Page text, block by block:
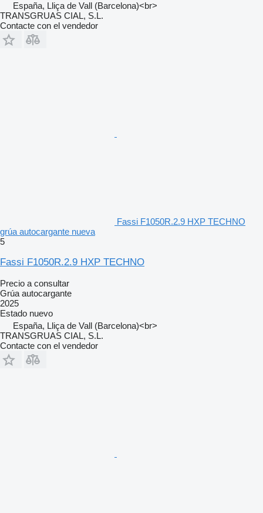
España, Lliça de Vall (Barcelona)<br>
TRANSGRUAS CIAL, S.L.
Contacte con el vendedor
Fassi F1050R.2.9 HXP TECHNO
grúa autocargante nueva
5
Fassi F1050R.2.9 HXP TECHNO
Precio a consultar
Grúa autocargante
2025
Estado nuevo
España, Lliça de Vall (Barcelona)<br>
TRANSGRUAS CIAL, S.L.
Contacte con el vendedor